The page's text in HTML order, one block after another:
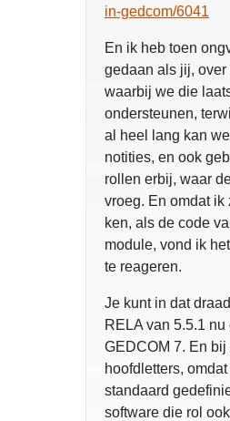
in-gedcom/6041
En ik heb toen
gedaan als jij, over
waarbij we die
ondersteunen,
al heel lang kan
notities, en ook
rollen erbij, waar
vroeg. En omdat
ken, als de code
module, vond ik
te reageren.
Je kunt in dat
RELA van 5.5.1
GEDCOM 7. En
hoofdletters,
standaard
software die rol